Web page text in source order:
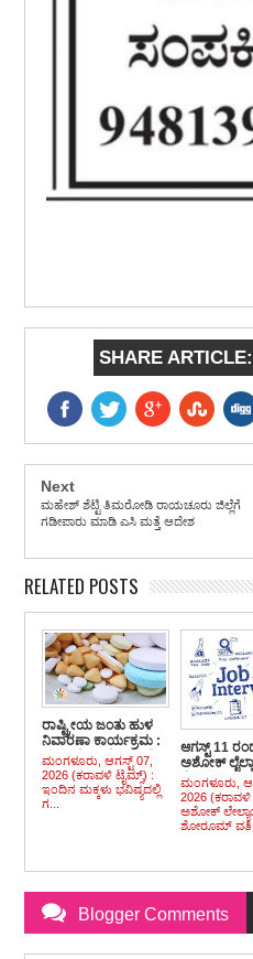
SHARE ARTICLE:
Next
ಮಹೇಶ್ ಶೆಟ್ಟಿ ತಿಮರೋಡಿ ರಾಯಚೂರು ಜಿಲ್ಲೆಗೆ
ಗಡೀಪಾರು ಮಾಡಿ ಎಸಿ ಮತ್ತೆ ಆದೇಶ
RELATED POSTS
ರಾಷ್ಟ್ರೀಯ ಜಂತು ಹುಳ
ನಿವಾರಣಾ ಕಾರ್ಯಕ್ರಮ :
ಮಕ್ಕಳಿಗೆ ಮಾತ್ರೆ ವಿತರಣೆ
ಮಂಗಳೂರು, ಆಗಸ್ಟ್ 07,
2026 (ಕರಾವಳಿ ಟೈಮ್ಸ್) :
ಇಂದಿನ ಮಕ್ಕಳು ಭವಿಷ್ಯದಲ್ಲಿ
ಗ...
ಆಗಸ್ಟ್ 11
ಅಶೋಕ್
ಶೋರೂಂ
ಸಂದರ್ಶನ
ಮಂಗಳೂರು,
2026 (ಕರಾವಳಿ
ಅಶೋಕ್
ಶೋರೂಮ್
Blogger Comments